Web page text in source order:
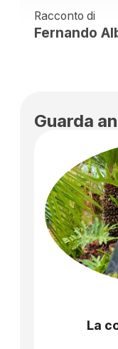
Racconto di
Fernando
Guarda
La